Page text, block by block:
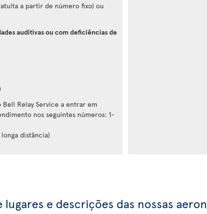
a partir de número fixo) ou
auditivas ou com deficiências de
Relay Service a entrar em
nos seguintes números: 1-
distância)
e descrições das nossas